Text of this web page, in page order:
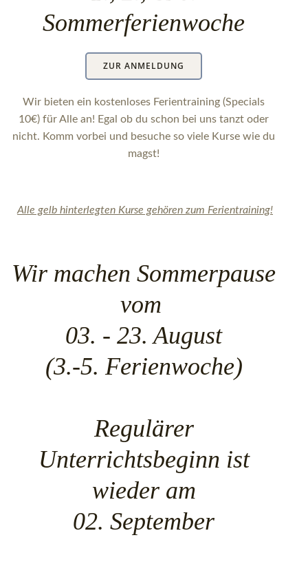
Sommerferienwoche
ZUR ANMELDUNG
Wir bieten ein kostenloses Ferientraining (Specials
10€) für Alle an! Egal ob du schon bei uns tanzt oder
nicht. Komm vorbei und besuche so viele Kurse wie du
magst!
Alle gelb hinterlegten Kurse gehören zum Ferientraining!
Wir machen Sommerpause
vom
03. - 23. August
(3.-5. Ferienwoche)
Regulärer
Unterrichtsbeginn ist
wieder am
02. September